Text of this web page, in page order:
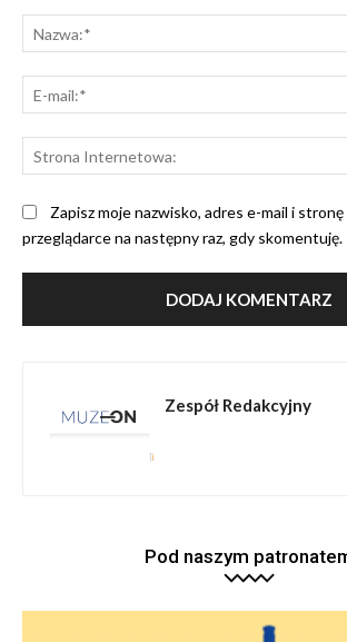
Zapisz moje nazwisko, adres e-mail i
przeglądarce na następny raz, gdy skomentuję.
Zespół Redakcyjny
Pod naszym